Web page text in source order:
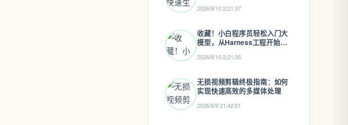
2026/8/10 2:21:37
收藏！小白程序员轻松入门大
模型，从Harness工程开始实
2026/8/10 2:21:36
无损视频剪辑终极指南：如何
实现快速高效的多媒体处理
2026/8/9 21:42:51